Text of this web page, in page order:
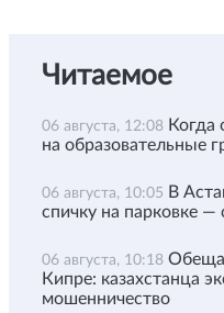
Читаемое
06 августа, 12:08 Когда
на образовательные
06 августа, 10:05 В
спичку на парковке —
06 августа, 10:18
Кипре: казахстанца
мошенничество